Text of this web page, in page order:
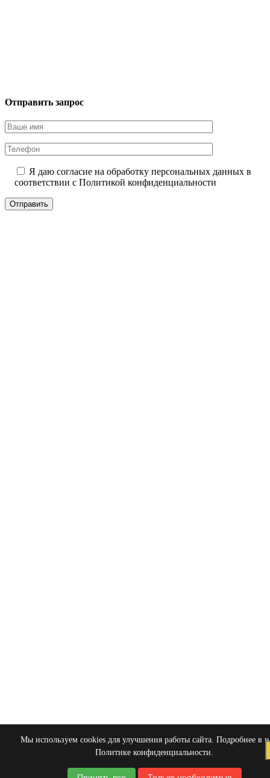
Отправить запрос
Я даю согласие на обработку персональных данных в
соответствии с Политикой конфиденциальности
Мы используем cookies для улучшения работы сайта. Подробнее в
Политике конфиденциальности.